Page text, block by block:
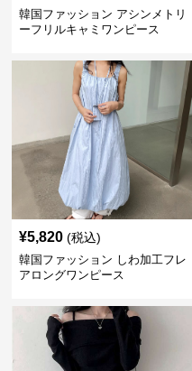
韓国ファッション アシンメトリ
ーフリルキャミワンピース
¥5,820 (税込)
韓国ファッション しわ加工フレ
アロングワンピース